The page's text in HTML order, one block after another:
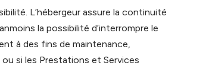
L’hébergeur assure la continuité
la possibilité d’interrompre le
à des fins de maintenance,
si les Prestations et Services